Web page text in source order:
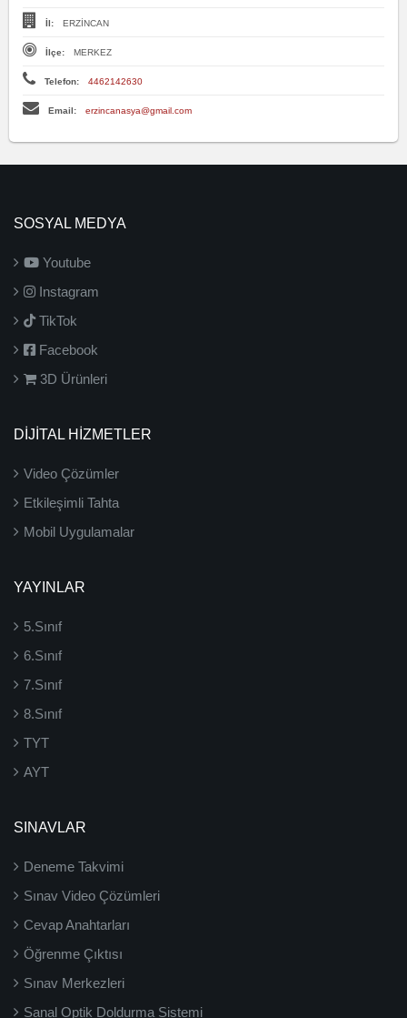
İl: ERZİNCAN
İlçe: MERKEZ
Telefon: 4462142630
Email: erzincanasya@gmail.com
SOSYAL MEDYA
Youtube
Instagram
TikTok
Facebook
3D Ürünleri
DİJİTAL HİZMETLER
Video Çözümler
Etkileşimli Tahta
Mobil Uygulamalar
YAYINLAR
5.Sınıf
6.Sınıf
7.Sınıf
8.Sınıf
TYT
AYT
SINAVLAR
Deneme Takvimi
Sınav Video Çözümleri
Cevap Anahtarları
Öğrenme Çıktısı
Sınav Merkezleri
Sanal Optik Doldurma Sistemi